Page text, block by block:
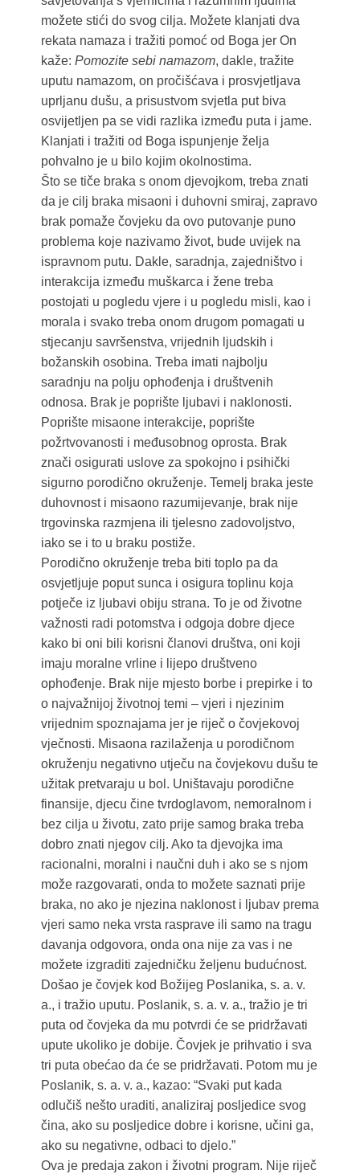
možete stići do svog cilja. Možete klanjati dva
rekata namaza i tražiti pomoć od Boga jer On
kaže: Pomozite sebi namazom, dakle, tražite
uputu namazom, on pročišćava i prosvjetljava
uprljanu dušu, a prisustvom svjetla put biva
osvijetljen pa se vidi razlika između puta i jame.
Klanjati i tražiti od Boga ispunjenje želja
pohvalno je u bilo kojim okolnostima.
Što se tiče braka s onom djevojkom, treba znati
da je cilj braka misaoni i duhovni smiraj, zapravo
brak pomaže čovjeku da ovo putovanje puno
problema koje nazivamo život, bude uvijek na
ispravnom putu. Dakle, saradnja, zajedništvo i
interakcija između muškarca i žene treba
postojati u pogledu vjere i u pogledu misli, kao i
morala i svako treba onom drugom pomagati u
stjecanju savršenstva, vrijednih ljudskih i
božanskih osobina. Treba imati najbolju
saradnju na polju ophođenja i društvenih
odnosa. Brak je poprište ljubavi i naklonosti.
Poprište misaone interakcije, poprište
požrtvovanosti i međusobnog oprosta. Brak
znači osigurati uslove za spokojno i psihički
sigurno porodično okruženje. Temelj braka jeste
duhovnost i misaono razumijevanje, brak nije
trgovinska razmjena ili tjelesno zadovoljstvo,
iako se i to u braku postiže.
Porodično okruženje treba biti toplo pa da
osvjetljuje poput sunca i osigura toplinu koja
potječe iz ljubavi obiju strana. To je od životne
važnosti radi potomstva i odgoja dobre djece
kako bi oni bili korisni članovi društva, oni koji
imaju moralne vrline i lijepo društveno
ophođenje. Brak nije mjesto borbe i prepirke i to
o najvažnijoj životnoj temi – vjeri i njezinim
vrijednim spoznajama jer je riječ o čovjekovoj
vječnosti. Misaona razilaženja u porodičnom
okruženju negativno utječu na čovjekovu dušu te
užitak pretvaraju u bol. Uništavaju porodične
finansije, djecu čine tvrdoglavom, nemoralnom i
bez cilja u životu, zato prije samog braka treba
dobro znati njegov cilj. Ako ta djevojka ima
racionalni, moralni i naučni duh i ako se s njom
može razgovarati, onda to možete saznati prije
braka, no ako je njezina naklonost i ljubav prema
vjeri samo neka vrsta rasprave ili samo na tragu
davanja odgovora, onda ona nije za vas i ne
možete izgraditi zajedničku željenu budućnost.
Došao je čovjek kod Božijeg Poslanika, s. a. v.
a., i tražio uputu. Poslanik, s. a. v. a., tražio je tri
puta od čovjeka da mu potvrdi će se pridržavati
upute ukoliko je dobije. Čovjek je prihvatio i sva
tri puta obećao da će se pridržavati. Potom mu je
Poslanik, s. a. v. a., kazao: “Svaki put kada
odlučiš nešto uraditi, analiziraj posljedice svog
čina, ako su posljedice dobre i korisne, učini ga,
ako su negativne, odbaci to djelo.”
Ova je predaja zakon i životni program. Nije riječ